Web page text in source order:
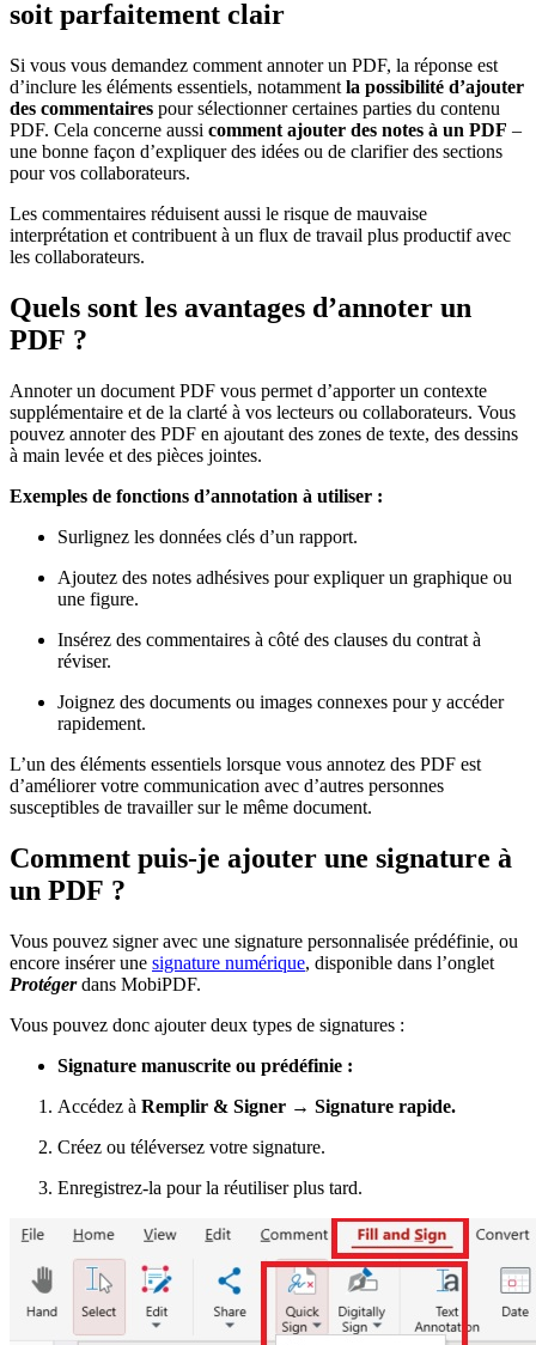
soit parfaitement clair
Si vous vous demandez comment annoter un PDF, la réponse est
d’inclure les éléments essentiels, notamment la possibilité d’ajouter
des commentaires pour sélectionner certaines parties du contenu
PDF. Cela concerne aussi comment ajouter des notes à un PDF –
une bonne façon d’expliquer des idées ou de clarifier des sections
pour vos collaborateurs.
Les commentaires réduisent aussi le risque de mauvaise
interprétation et contribuent à un flux de travail plus productif avec
les collaborateurs.
Quels sont les avantages d’annoter un
PDF ?
Annoter un document PDF vous permet d’apporter un contexte
supplémentaire et de la clarté à vos lecteurs ou collaborateurs. Vous
pouvez annoter des PDF en ajoutant des zones de texte, des dessins
à main levée et des pièces jointes.
Exemples de fonctions d’annotation à utiliser :
Surlignez les données clés d’un rapport.
Ajoutez des notes adhésives pour expliquer un graphique ou
une figure.
Insérez des commentaires à côté des clauses du contrat à
réviser.
Joignez des documents ou images connexes pour y accéder
rapidement.
L’un des éléments essentiels lorsque vous annotez des PDF est
d’améliorer votre communication avec d’autres personnes
susceptibles de travailler sur le même document.
Comment puis-je ajouter une signature à
un PDF ?
Vous pouvez signer avec une signature personnalisée prédéfinie, ou
encore insérer une signature numérique, disponible dans l’onglet
Protégerdans MobiPDF.
Vous pouvez donc ajouter deux types de signatures :
Signature manuscrite ou prédéfinie :
Accédez à Remplir & Signer → Signature rapide.
Créez ou téléversez votre signature.
Enregistrez-la pour la réutiliser plus tard.